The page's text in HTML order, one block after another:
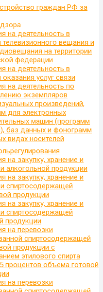
граждан РФ за
на деятельность в
телевизионного вещания и
на территории
федерации
на деятельность в
оказания услуг связи
на деятельность по
экземпляров
произведений,
для электронных
машин (программ
баз данных и фонограмм
видах носителей
на закупку, хранение и
алкогольной продукции
на закупку, хранение и
спиртосодержащей
продукции
на закупку, хранение и
спиртосодержащей
продукции
на перевозки
спиртосодержащей
продукции с
этилового спирта
процентов объема готовой
на перевозки